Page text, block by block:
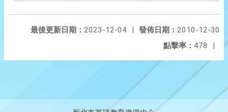
發佈日期： 2010-12-30
最後更新日期： 2023-12-04
|
點擊率： 478 |